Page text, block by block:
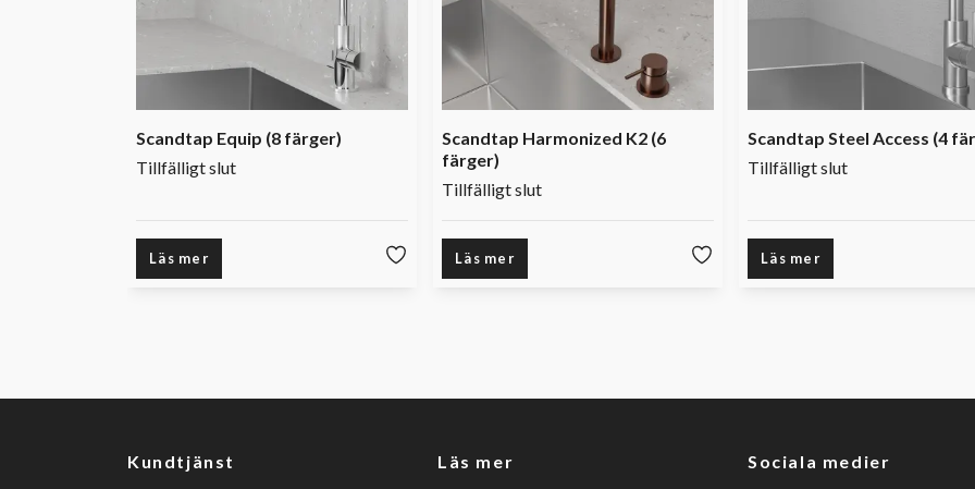
Scandtap Equip (8 färger)
Tillfälligt slut
Läs mer
Scandtap Harmonized K2 (6
färger)
Tillfälligt slut
Läs mer
Scandtap Steel Access (4
Tillfälligt slut
Läs mer
Kundtjänst Läs mer Sociala medier